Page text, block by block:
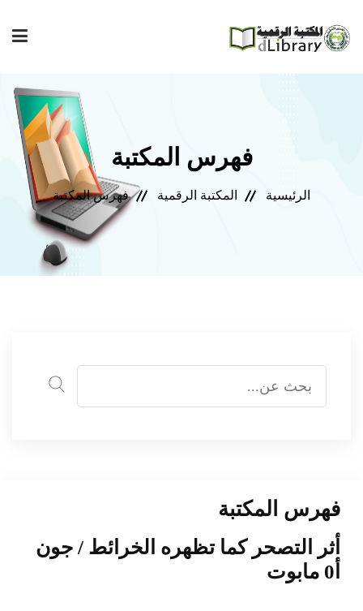
إصدارات المعهد
فهرس المكتبة
مجلة المعهد
مكتبتي
فهرس المكتبة
الرئيسية المكتبة الرقمية فهرس المكتبة
فهرس المكتبة
أثر التصحر كما تظهره الخرائط / جون